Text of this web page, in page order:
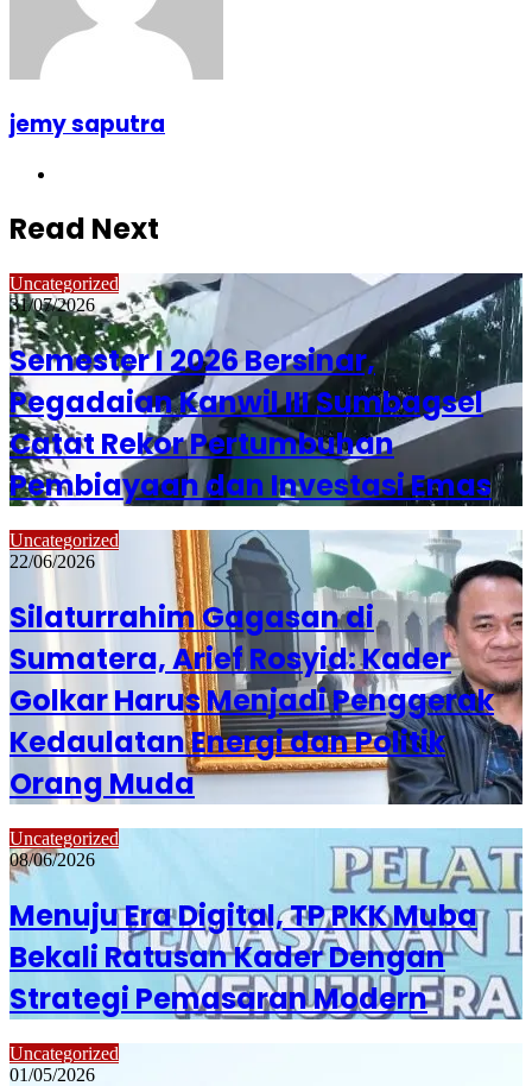
jemy saputra
Read Next
Uncategorized
31/07/2026
Semester I 2026 Bersinar,
Pegadaian Kanwil III Sumbagsel
Catat Rekor Pertumbuhan
Pembiayaan dan Investasi Emas
Uncategorized
22/06/2026
Silaturrahim Gagasan di
Sumatera, Arief Rosyid: Kader
Golkar Harus Menjadi Penggerak
Kedaulatan Energi dan Politik
Orang Muda
Uncategorized
08/06/2026
Menuju Era Digital, TP PKK Muba
Bekali Ratusan Kader Dengan
Strategi Pemasaran Modern
Uncategorized
01/05/2026